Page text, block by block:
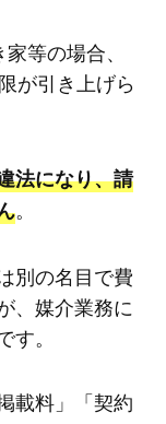
等の場合、
が引き上げら
法になり、請
。
別の名目で費
、媒介業務に
。
載料」「契約